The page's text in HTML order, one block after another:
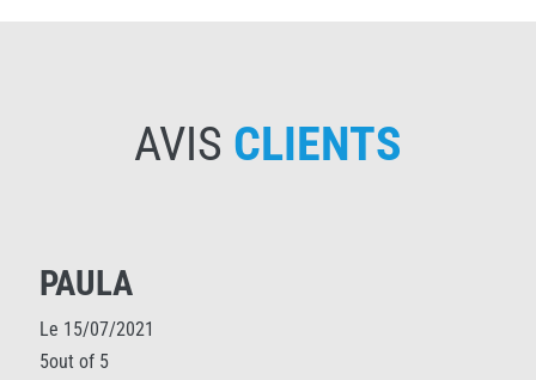
AVIS CLIENTS
PAULA
Le 15/07/2021
5out of 5